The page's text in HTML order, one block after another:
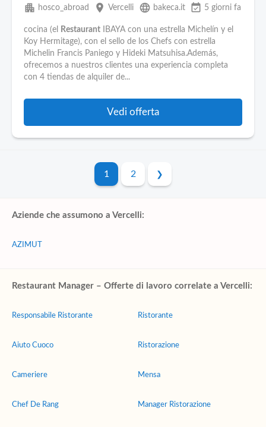
apartment hosco_abroad place Vercelli language bakeca.it event_available 5 giorni fa
cocina (el Restaurant IBAYA con una estrella Michelín y el
Koy Hermitage), con el sello de los Chefs con estrella
Michelin Francis Paniego y Hideki Matsuhisa.Además,
ofrecemos a nuestros clientes una experiencia completa
con 4 tiendas de alquiler de...
Vedi offerta
1 2
Aziende che assumono a Vercelli:
AZIMUT
Restaurant Manager – Offerte di lavoro correlate a Vercelli:
Responsabile Ristorante
Aiuto Cuoco
Cameriere
Chef De Rang
Ristorante
Ristorazione
Mensa
Manager Ristorazione